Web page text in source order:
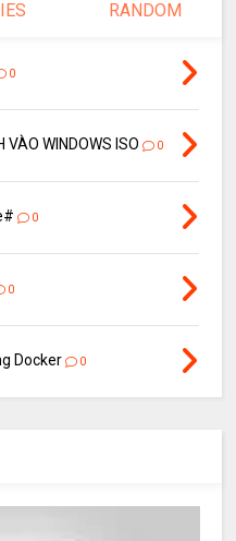
RANDOM
0
VÀO WINDOWS ISO 0
0
0
Docker 0